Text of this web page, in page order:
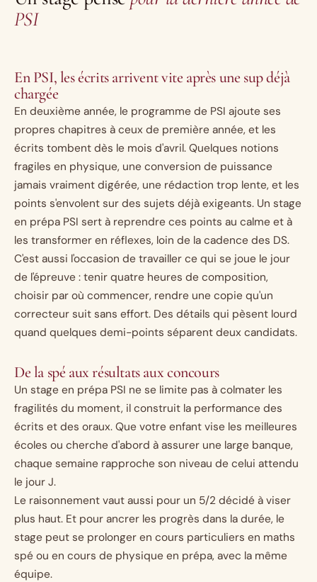
PSI
En PSI, les écrits arrivent vite après une sup déjà
chargée
En deuxième année, le programme de PSI ajoute ses
propres chapitres à ceux de première année, et les
écrits tombent dès le mois d'avril. Quelques notions
fragiles en physique, une conversion de puissance
jamais vraiment digérée, une rédaction trop lente, et les
points s'envolent sur des sujets déjà exigeants. Un stage
en prépa PSI sert à reprendre ces points au calme et à
les transformer en réflexes, loin de la cadence des DS.
C'est aussi l'occasion de travailler ce qui se joue le jour
de l'épreuve : tenir quatre heures de composition,
choisir par où commencer, rendre une copie qu'un
correcteur suit sans effort. Des détails qui pèsent lourd
quand quelques demi-points séparent deux candidats.
De la spé aux résultats aux concours
Un stage en prépa PSI ne se limite pas à colmater les
fragilités du moment, il construit la performance des
écrits et des oraux. Que votre enfant vise les meilleures
écoles ou cherche d'abord à assurer une large banque,
chaque semaine rapproche son niveau de celui attendu
le jour J.
Le raisonnement vaut aussi pour un 5/2 décidé à viser
plus haut. Et pour ancrer les progrès dans la durée, le
stage peut se prolonger en cours particuliers en maths
spé ou en cours de physique en prépa, avec la même
équipe.